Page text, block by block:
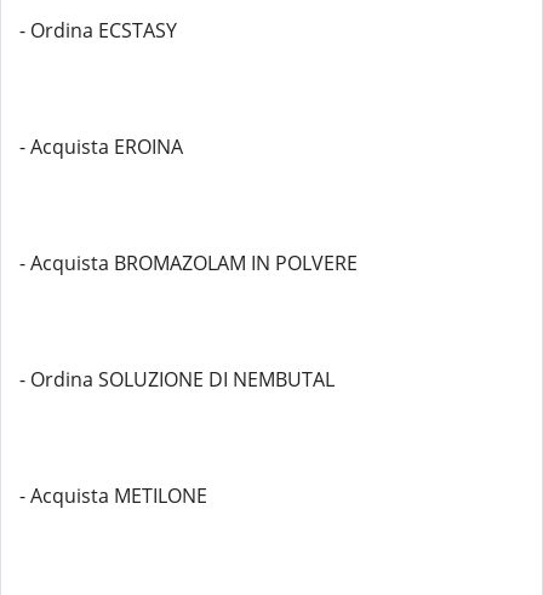
- Ordina ECSTASY
- Acquista EROINA
- Acquista BROMAZOLAM IN POLVERE
- Ordina SOLUZIONE DI NEMBUTAL
- Acquista METILONE